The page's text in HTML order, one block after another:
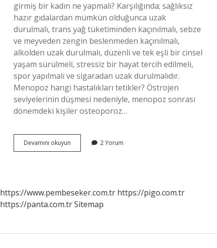
girmiş bir kadın ne yapmalı? Karşılığında; sağlıksız
hazır gıdalardan mümkün olduğunca uzak
durulmalı, trans yağ tüketiminden kaçınılmalı, sebze
ve meyveden zengin beslenmeden kaçınılmalı,
alkolden uzak durulmalı, düzenli ve tek eşli bir cinsel
yaşam sürülmeli, stressiz bir hayat tercih edilmeli,
spor yapılmalı ve sigaradan uzak durulmalıdır.
Menopoz hangi hastalıkları tetikler? Östrojen
seviyelerinin düşmesi nedeniyle, menopoz sonrası
dönemdeki kişiler osteoporoz…
Devamını okuyun Menopoza
Giren
2 Yorum
https://www.pembeseker.com.tr https://pigo.com.tr
https://panta.com.trSitemap